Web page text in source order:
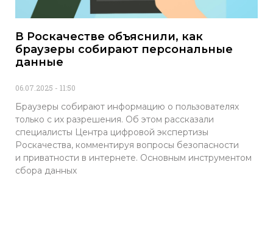
В Роскачестве объяснили, как
браузеры собирают персональные
данные
06.07.2025 11:50
Браузеры собирают информацию о пользователях
только с их разрешения. Об этом рассказали
специалисты Центра цифровой экспертизы
Роскачества, комментируя вопросы безопасности
и приватности в интернете. Основным инструментом
сбора данных